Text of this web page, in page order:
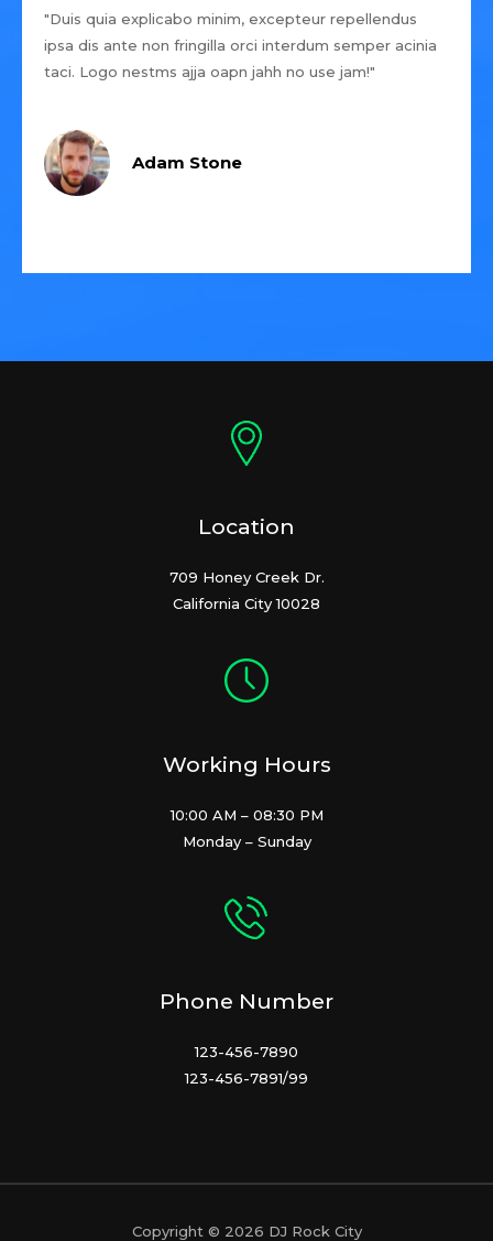
"Duis quia explicabo minim, excepteur repellendus
ipsa dis ante non fringilla orci interdum semper acinia
taci. Logo nestms ajja oapn jahh no use jam!"
Adam Stone
Location
709 Honey Creek Dr.
California City 10028
Working Hours
10:00 AM – 08:30 PM
Monday – Sunday
Phone Number
123-456-7890
123-456-7891/99
Copyright © 2026 DJ Rock City